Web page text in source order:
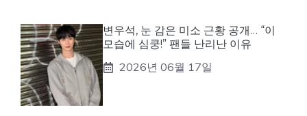
변우석, 눈 감은 미소 근황 공개… “이
모습에 심쿵!” 팬들 난리난 이유
2026년 06월 17일